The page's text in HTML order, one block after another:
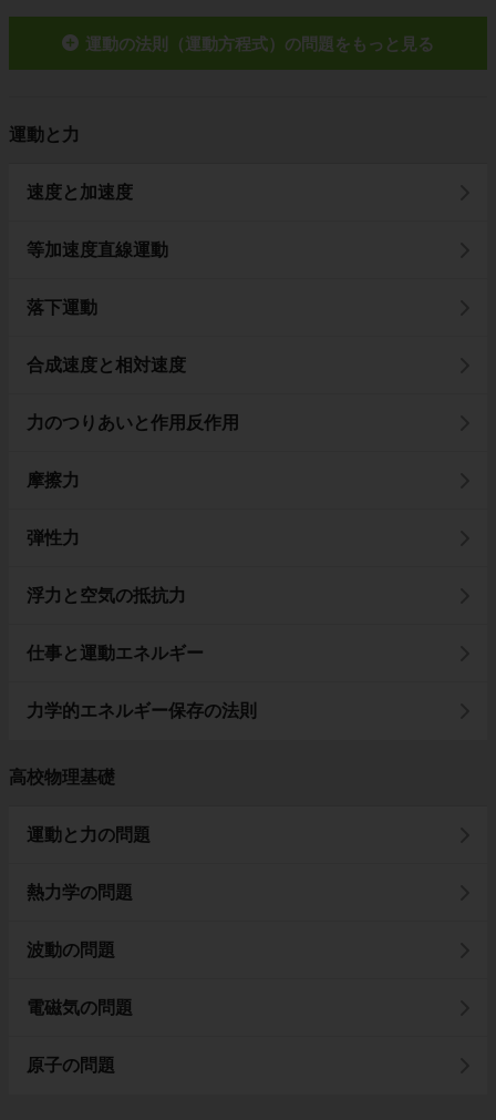
運動の法則（運動方程式）の問題をもっと見る
運動と力
速度と加速度
等加速度直線運動
落下運動
合成速度と相対速度
力のつりあいと作用反作用
摩擦力
弾性力
浮力と空気の抵抗力
仕事と運動エネルギー
力学的エネルギー保存の法則
高校物理基礎
運動と力の問題
熱力学の問題
波動の問題
電磁気の問題
原子の問題